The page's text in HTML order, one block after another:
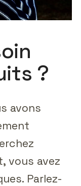
?
avons
vous avez
Parlez-